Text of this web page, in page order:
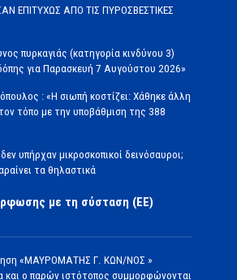
ΕΠΙΤΥΧΩΣ ΑΠΟ ΤΙΣ ΠΥΡΟΣΒΕΣΤΙΚΕΣ
πυρκαγιάς (κατηγορία κινδύνου 3)
για Παρασκευή 7 Αυγούστου 2026»
: «Η σιωπή κοστίζει: Χάθηκε άλλη
τόπο με την υποβάθμιση της 388
υπήρχαν μικροσκοπικοί δεινόσαυροι;
τα θηλαστικά
με τη σύσταση (ΕΕ)
«ΜΑΥΡΟΜΑΤΗΣ Γ. ΚΩΝ/ΝΟΣ »
και ο παρών ιστότοπος συμμορφώνονται